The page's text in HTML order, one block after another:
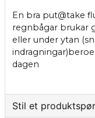
En bra put@take
regnbågar brukar
eller under ytan
dagen
Stil et